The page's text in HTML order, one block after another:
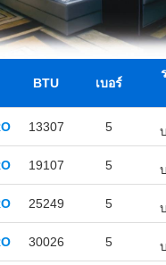
BTU เบอร์
13307 5
19107 5
25249 5
30026 5